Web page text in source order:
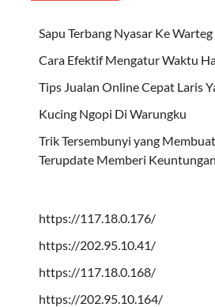
Sapu Terbang Nyasar Ke Warteg
Cara Efektif Mengatur Waktu
Tips Jualan Online Cepat Laris
Kucing Ngopi Di Warungku
Trik Tersembunyi yang
Terupdate Memberi
https://117.18.0.176/
https://202.95.10.41/
https://117.18.0.168/
https://202.95.10.164/